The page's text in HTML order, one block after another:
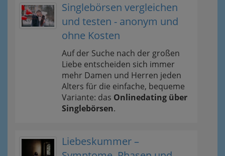
Singlebörsen vergleichen
und testen - anonym und
ohne Kosten
Auf der Suche nach der großen
Liebe entscheiden sich immer
mehr Damen und Herren jeden
Alters für die einfache, bequeme
Variante: das Onlinedating über
Singlebörsen.
Liebeskummer –